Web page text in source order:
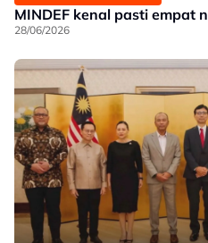
MINDEF kenal pasti empat
28/06/2026